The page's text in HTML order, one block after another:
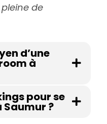
de
d’une
à
pour se
?